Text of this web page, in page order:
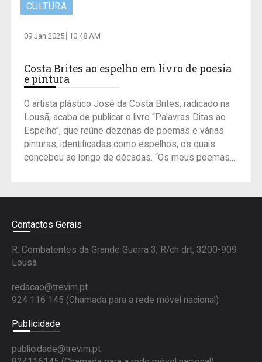
CULTURA
09 Jan 2025 10:48 AM
Costa Brites ao espelho em livro de poesia
e pintura
O artista plástico José da Costa Brites, radicado na
Lousã, acaba de publicar o livro “Palavras Ditas ao
Espelho”, que reúne dezenas de poemas e várias
pinturas, identificadas como espelhos, os quais
concebeu ao longo de décadas. “Os meus poemas...
Contactos Gerais
R. Combatentes da Grande Guerra 3, R/ch drt, 3200-909
Lousã
redacao@trevim.pt
924 116 145 (Chamada para a rede móvel nacional)
Publicidade
publicidade@trevim.pt